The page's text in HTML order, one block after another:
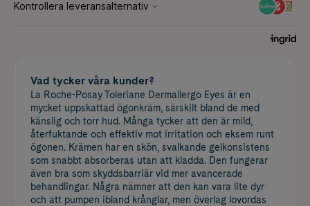
Vad tycker våra kunder?
La Roche-Posay Toleriane Dermallergo Eyes är en
mycket uppskattad ögonkräm, särskilt bland de med
känslig och torr hud. Många tycker att den är mild,
återfuktande och effektiv mot irritation och eksem runt
ögonen. Krämen har en skön, svalkande gelkonsistens
som snabbt absorberas utan att kladda. Den fungerar
även bra som skyddsbarriär vid mer avancerade
behandlingar. Några nämner att den kan vara lite dyr
och att pumpen ibland krånglar, men överlag lovordas